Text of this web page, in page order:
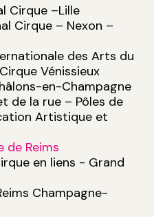
Cirque –Lille
Cirque – Nexon –
des Arts du
Vénissieux
en-Champagne
de la rue – Pôles de
Artistique et
de Reims
en liens - Grand
Champagne-